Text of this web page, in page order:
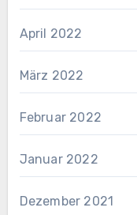
April 2022
März 2022
Februar 2022
Januar 2022
Dezember 2021